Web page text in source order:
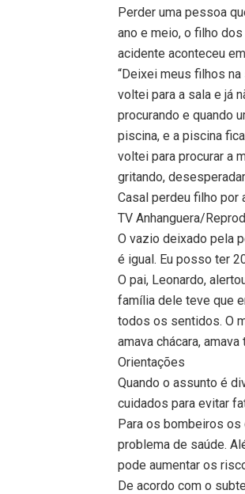
Perder uma pessoa
ano e meio, o filho
acidente aconteceu
“Deixei meus filhos
voltei para a sala e já
procurando e quando
piscina, e a piscina
voltei para procurar a
gritando,
Casal perdeu filho por
TV Anhanguera/
O vazio deixado pela
é igual. Eu posso ter
O pai, Leonardo,
família dele teve que
todos os sentidos. O
amava chácara,
Orientações
Quando o assunto é
cuidados para evitar
Para os bombeiros
problema de saúde.
pode aumentar os
De acordo com o